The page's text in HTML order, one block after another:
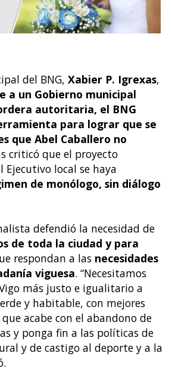
del BNG, Xabier P. Igrexas,
a un Gobierno municipal
autoritaria, el BNG
para lograr que se
que Abel Caballero no
criticó que el proyecto
Ejecutivo local se haya
de monólogo, sin diálogo
defendió la necesidad de
de toda la ciudad y para
respondan a las necesidades
viguesa. “Necesitamos
más justo e igualitario a
y habitable, con mejores
acabe con el abandono de
y ponga fin a las políticas de
y de castigo al deporte y a la